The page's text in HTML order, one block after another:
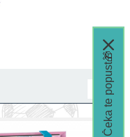
Čeka te popust🎁